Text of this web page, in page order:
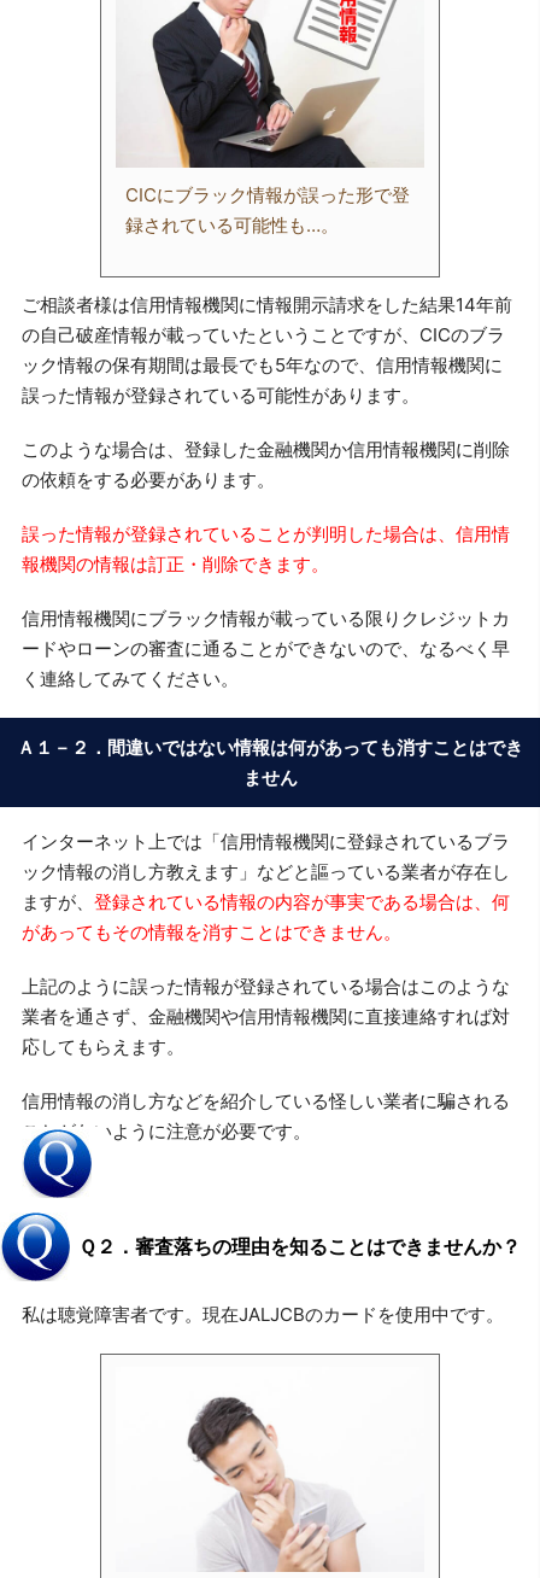
CICにブラック情報が誤った形で登
録されている可能性も…。
ご相談者様は信用情報機関に情報開示請求をした結果14年前
の自己破産情報が載っていたということですが、CICのブラ
ック情報の保有期間は最長でも5年なので、信用情報機関に
誤った情報が登録されている可能性があります。
このような場合は、登録した金融機関か信用情報機関に削除
の依頼をする必要があります。
誤った情報が登録されていることが判明した場合は、信用情
報機関の情報は訂正・削除できます。
信用情報機関にブラック情報が載っている限りクレジットカ
ードやローンの審査に通ることができないので、なるべく早
く連絡してみてください。
Ａ１－２．間違いではない情報は何があっても消すことはでき
ません
インターネット上では「信用情報機関に登録されているブラ
ック情報の消し方教えます」などと謳っている業者が存在し
ますが、 登録されている情報の内容が事実である場合は、何
があってもその情報を消すことはできません。
上記のように誤った情報が登録されている場合はこのような
業者を通さず、金融機関や信用情報機関に直接連絡すれば対
応してもらえます。
信用情報の消し方などを紹介している怪しい業者に騙される
ことがないように注意が必要です。
Ｑ２．審査落ちの理由を知ることはできませんか？
私は聴覚障害者です。現在JALJCBのカードを使用中です。